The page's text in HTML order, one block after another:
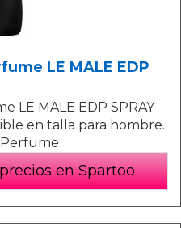
LE MALE EDP
LE MALE EDP SPRAY
en talla para hombre.
en Spartoo